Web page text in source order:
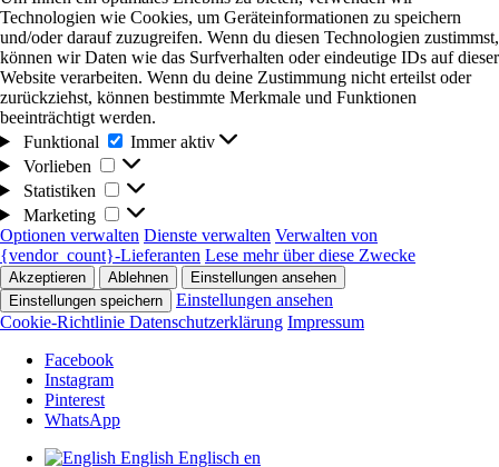
Technologien wie Cookies, um Geräteinformationen zu speichern
und/oder darauf zuzugreifen. Wenn du diesen Technologien zustimmst,
können wir Daten wie das Surfverhalten oder eindeutige IDs auf dieser
Website verarbeiten. Wenn du deine Zustimmung nicht erteilst oder
zurückziehst, können bestimmte Merkmale und Funktionen
beeinträchtigt werden.
Funktional
Funktional
Immer aktiv
Vorlieben
Vorlieben
Statistiken
Statistiken
Marketing
Marketing
Optionen verwalten Dienste verwalten Verwalten von
{vendor_count}-Lieferanten Lese mehr über diese Zwecke
Akzeptieren Ablehnen
Einstellungen ansehen
Einstellungen speichern
Einstellungen ansehen
Cookie-Richtlinie Datenschutzerklärung Impressum
Facebook
Instagram
Pinterest
WhatsApp
English Englisch en